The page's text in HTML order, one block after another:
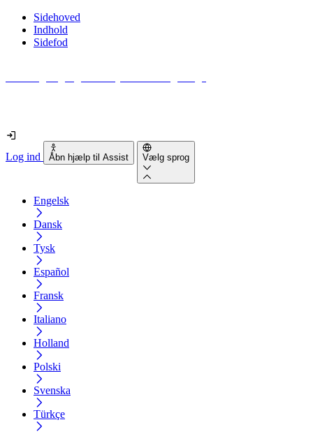
Sidehoved
Indhold
Sidefod
Log ind Åbn hjælp til Assist Vælg sprog
Engelsk
Dansk
Tysk
Español
Fransk
Italiano
Holland
Polski
Svenska
Türkçe